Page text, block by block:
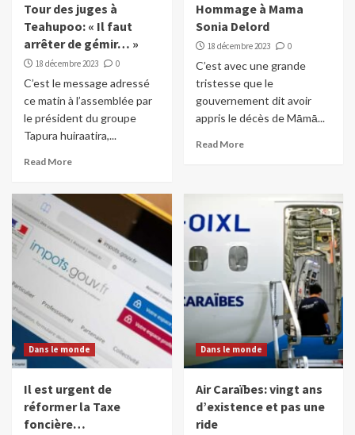
Tour des juges à
Teahupoo: « Il faut
arrêter de gémir… »
18 décembre 2023 0
C’est le message adressé
ce matin à l’assemblée par
le président du groupe
Tapura huiraatira,...
Read More
Hommage à Mama
Sonia Delord
18 décembre 2023 0
C’est avec une grande
tristesse que le
gouvernement dit avoir
appris le décès de Māmā...
Read More
Dans le monde
Il est urgent de
réformer la Taxe
foncière…
Dans le monde
Air Caraïbes: vingt ans
d’existence et pas une
ride